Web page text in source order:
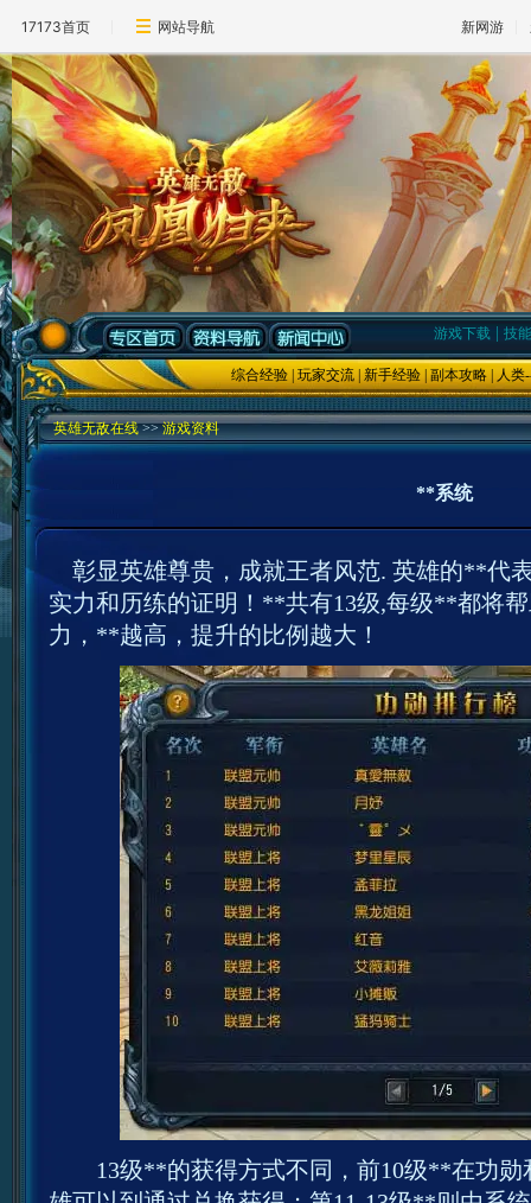
17173首页 网站导航 新网游
游戏下载 技
综合经验 |玩家交流 新手经验 副本攻略 人类
英雄无敌在线>>游戏资料
**系统
彰显英雄尊贵，成就王者风范. 英雄的**代
实力和历练的证明！**共有13级,每级**都将
力，**越高，提升的比例越大！
13级**的获得方式不同，前10级**在功勋